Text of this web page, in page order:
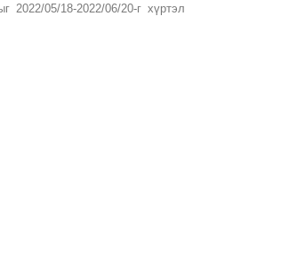
2022/05/18-2022/06/20-г хүртэл